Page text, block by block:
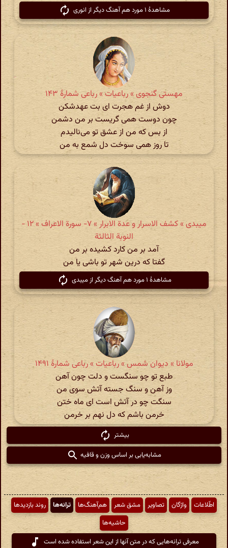
مشاهدهٔ ۱ مورد هم آهنگ دیگر از انوری
مهستی گنجوی » رباعیات » رباعی شمارۀ ۱۴۳
دوش از غم هجرت ای بت عهدشکن
چون دوست همی گریست بر من دشمن
از بس که من از عشق تو می‌نالیدم
تا روز همی سوخت دل شمع به من
میبدی » کشف الاسرار و عدة الابرار » ۷- سورة الاعراف‏ » ۱۲ -
النوبة الثالثة
آمد بر من کارد کشیده بر من
گفتا که درین شهر تو باشی یا من‌
مشاهدهٔ ۱ مورد هم آهنگ دیگر از میبدی
مولانا » دیوان شمس » رباعیات » رباعی شمارهٔ ۱۴۹۱
طبع تو چو سنگست و دلت چون آهن
وز آهن و سنگ جسته آتش سوی من
سنگت چو در آتش است ای ماه ختن
خرمن باشم که دل نهم بر خرمن
بیشتر
مشابه‌یابی بر اساس وزن و قافیه
اطّلاعات واژگان تصاویر مشق شعر هم‌آهنگ‌ها ترانه‌ها
روند بازدیدها
حاشیه‌ها
معرفی ترانه‌هایی که در متن آنها از این شعر استفاده شده است